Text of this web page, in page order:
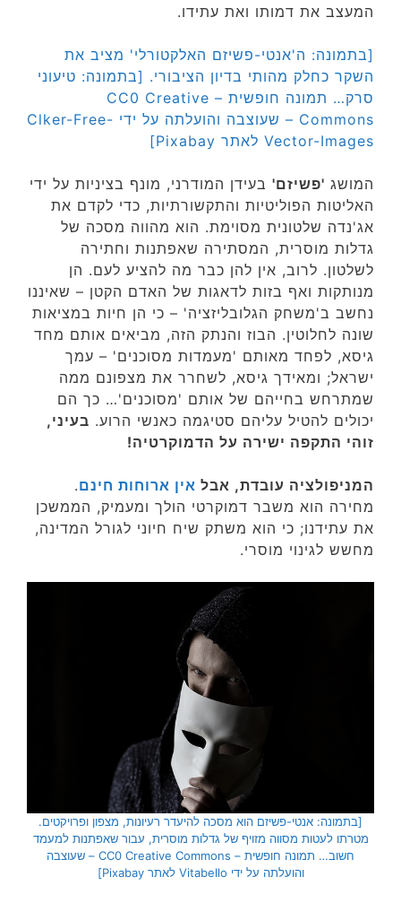
המעצב את דמותו ואת עתידו.
[בתמונה: ה'אנטי-פשיזם האלקטורלי' מציב את
השקר כחלק מהותי בדיון הציבורי. [בתמונה: טיעוני
סרק… תמונה חופשית – CC0 Creative
Commons – שעוצבה והועלתה על ידי Clker-Free-
Vector-Images לאתר Pixabay]
המושג 'פשיזם' בעידן המודרני, מונף בציניות על ידי
האליטות הפוליטיות והתקשורתיות, כדי לקדם את
אג'נדה שלטונית מסוימת. הוא מהווה מסכה של
גדלות מוסרית, המסתירה שאפתנות וחתירה
לשלטון. לרוב, אין להן כבר מה להציע לעם. הן
מנותקות ואף בזות לדאגות של האדם הקטן – שאיננו
נחשב ב'משחק הגלובליזציה' – כי הן חיות במציאות
שונה לחלוטין. הבוז והנתק הזה, מביאים אותם מחד
גיסא, לפחד מאותם 'מעמדות מסוכנים' – עמך
ישראל; ומאידך גיסא, לשחרר את מצפונם ממה
שמתרחש בחייהם של אותם 'מסוכנים'… כך הם
יכולים להטיל עליהם סטיגמה כאנשי הרוע. בעיני,
זוהי התקפה ישירה על הדמוקרטיה!
המניפולציה עובדת, אבל אין ארוחות חינם.
מחירה הוא משבר דמוקרטי הולך ומעמיק, הממשכן
את עתידנו; כי הוא משתק שיח חיוני לגורל המדינה,
מחשש לגינוי מוסרי.
[בתמונה: אנטי-פשיזם הוא מסכה להיעדר רעיונות, מצפון ופרויקטים.
מטרתו לעטות מסווה מזויף של גדלות מוסרית, עבור שאפתנות למעמד
חשוב… תמונה חופשית – CC0 Creative Commons – שעוצבה
והועלתה על ידי Vitabello לאתר Pixabay]